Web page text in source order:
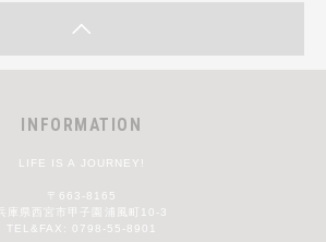
INFORMATION
LIFE IS A JOURNEY!
〒663-8165
兵庫県西宮市甲子園浦風町10-3
TEL&FAX: 0798-55-8901